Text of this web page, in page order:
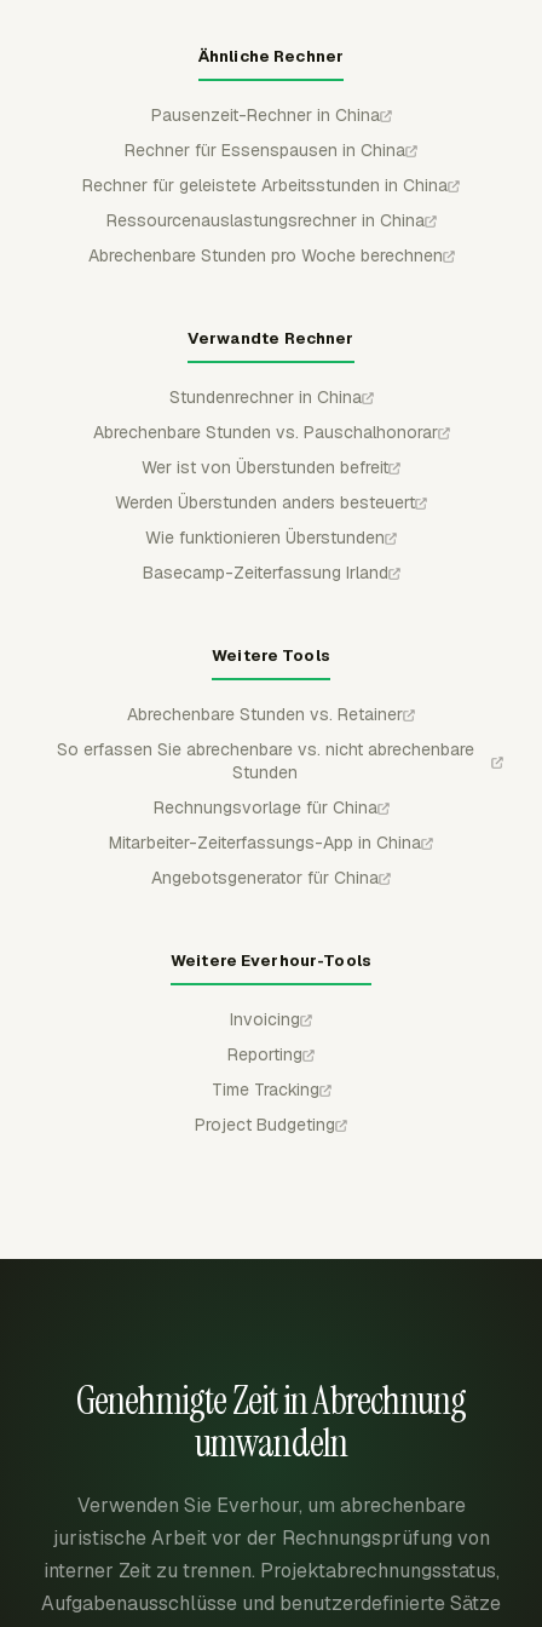
Ähnliche Rechner
Pausenzeit-Rechner in China
Rechner für Essenspausen in China
Rechner für geleistete Arbeitsstunden in China
Ressourcenauslastungsrechner in China
Abrechenbare Stunden pro Woche berechnen
Verwandte Rechner
Stundenrechner in China
Abrechenbare Stunden vs. Pauschalhonorar
Wer ist von Überstunden befreit
Werden Überstunden anders besteuert
Wie funktionieren Überstunden
Basecamp-Zeiterfassung Irland
Weitere Tools
Abrechenbare Stunden vs. Retainer
So erfassen Sie abrechenbare vs. nicht abrechenbare
Stunden
Rechnungsvorlage für China
Mitarbeiter-Zeiterfassungs-App in China
Angebotsgenerator für China
Weitere Everhour-Tools
Invoicing
Reporting
Time Tracking
Project Budgeting
Genehmigte Zeit in Abrechnung
umwandeln
Verwenden Sie Everhour, um abrechenbare
juristische Arbeit vor der Rechnungsprüfung von
interner Zeit zu trennen. Projektabrechnungsstatus,
Aufgabenausschlüsse und benutzerdefinierte Sätze